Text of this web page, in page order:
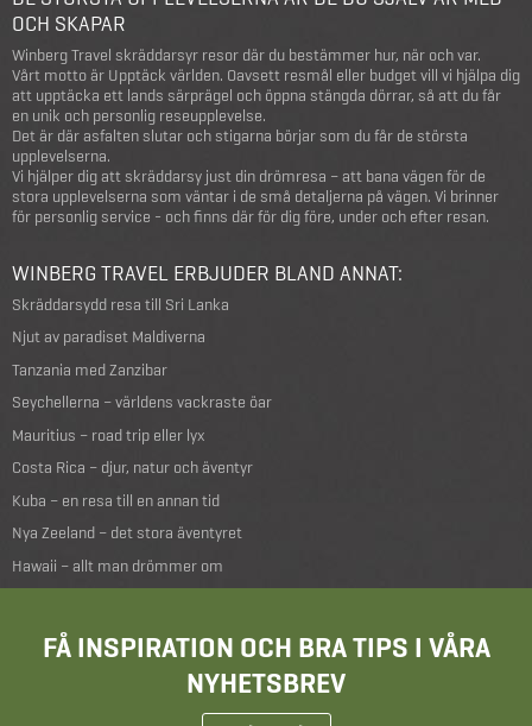
OCH SKAPAR
Winberg Travel skräddarsyr resor där du bestämmer hur, när och var.
Vårt motto är Upptäck världen. Oavsett resmål eller budget vill vi hjälpa dig
att upptäcka ett lands särprägel och öppna stängda dörrar, så att du får
en unik och personlig reseupplevelse.
Det är där asfalten slutar och stigarna börjar som du får de största
upplevelserna.
Vi hjälper dig att skräddarsy just din drömresa – att bana vägen för de
stora upplevelserna som väntar i de små detaljerna på vägen. Vi brinner
för personlig service - och finns där för dig före, under och efter resan.
WINBERG TRAVEL ERBJUDER BLAND ANNAT:
Skräddarsydd resa till Sri Lanka
Njut av paradiset Maldiverna
Tanzania med Zanzibar
Seychellerna – världens vackraste öar
Mauritius – road trip eller lyx
Costa Rica – djur, natur och äventyr
Kuba – en resa till en annan tid
Nya Zeeland – det stora äventyret
Hawaii – allt man drömmer om
FÅ INSPIRATION OCH BRA TIPS I VÅRA
NYHETSBREV